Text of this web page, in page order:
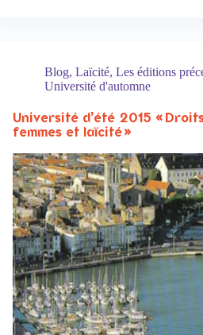
Blog,Laïcité,Les éditions
Université d'automne
Université d’été 2015 «
femmes et laïcité »